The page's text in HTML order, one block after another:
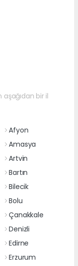
bir il
Afyon
Amasya
Artvin
Bartın
Bilecik
Bolu
Çanakkale
Denizli
Edirne
Erzurum